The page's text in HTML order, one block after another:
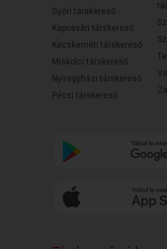
Győri társkereső
Kaposvári társkereső
Kecskeméti társkereső
Miskolci társkereső
Nyíregyházi társkereső
Pécsi társkereső